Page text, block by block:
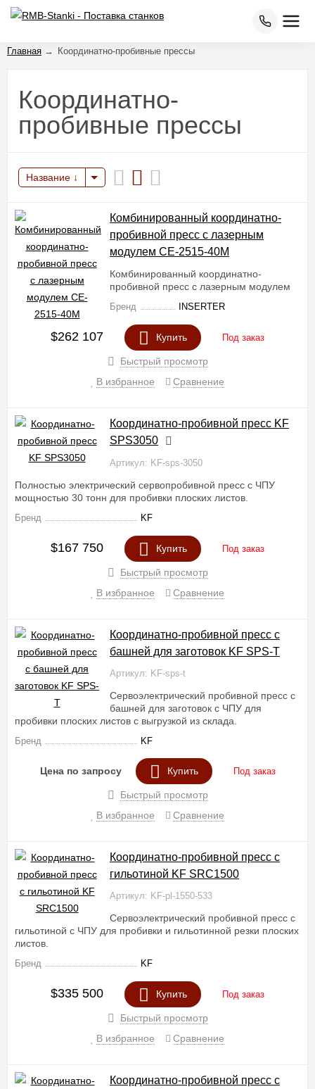
Главная → Координатно-пробивные прессы
Координатно-
пробивные прессы
Название
Комбинированный координатно-
пробивной пресс с лазерным
модулем CE-2515-40M
Комбинированный координатно-
пробивной пресс с лазерным модулем
Бренд INSERTER
$262 107 Купить Под заказ
Быстрый просмотр
В избранное
Сравнение
Координатно-пробивной пресс KF
SPS3050
Артикул: KF-sps-3050
Полностью электрический сервопробивной пресс с ЧПУ
мощностью 30 тонн для пробивки плоских листов.
Бренд KF
$167 750 Купить Под заказ
Быстрый просмотр
В избранное
Сравнение
Координатно-пробивной пресс с
башней для заготовок KF SPS-T
Артикул: KF-sps-t
Сервоэлектрический пробивной пресс с
башней для заготовок с ЧПУ для
пробивки плоских листов с выгрузкой из склада.
Бренд KF
Цена по запросу Купить Под заказ
Быстрый просмотр
В избранное
Сравнение
Координатно-пробивной пресс с
гильотиной KF SRC1500
Артикул: KF-pl-1550-533
Сервоэлектрический пробивной пресс с
гильотиной с ЧПУ для пробивки и гильотинной резки плоских
листов.
Бренд KF
$335 500 Купить Под заказ
Быстрый просмотр
В избранное
Сравнение
Координатно-пробивной пресс с